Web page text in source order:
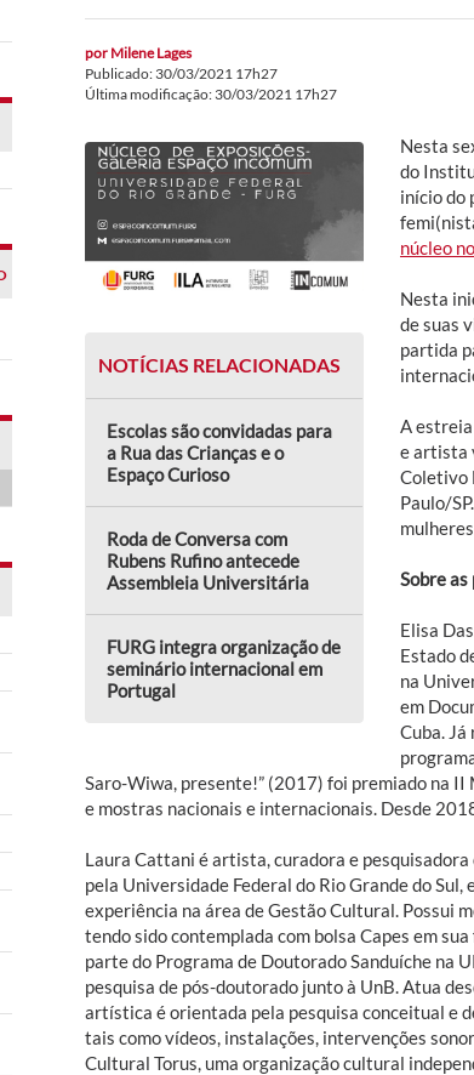
por Milene Lages
Publicado: 30/03/2021 17h27
Última modificação: 30/03/2021 17h27
Nesta
do
início do
núcleo
NOTÍCIAS RELACIONADAS
Escolas são convidadas para
a Rua das Crianças e o
Espaço Curioso
Roda de Conversa com
Rubens Rufino antecede
Assembleia Universitária
FURG integra organização de
seminário internacional em
Portugal
Nesta
de suas
partida
A
e artista
Coletivo
Paulo/
Sobre
Elisa
Estado
na
em
Cuba.
Saro-Wiwa, presente!” (2017) foi premiado na
e mostras nacionais e internacionais. Desde
Laura Cattani é artista, curadora e
pela Universidade Federal do Rio Grande do
experiência na área de Gestão Cultural. Possui
tendo sido contemplada com bolsa Capes em
parte do Programa de Doutorado Sanduíche na
pesquisa de pós-doutorado junto à UnB. Atua
artística é orientada pela pesquisa conceitual e
tais como vídeos, instalações, intervenções
Cultural Torus, uma organização cultural